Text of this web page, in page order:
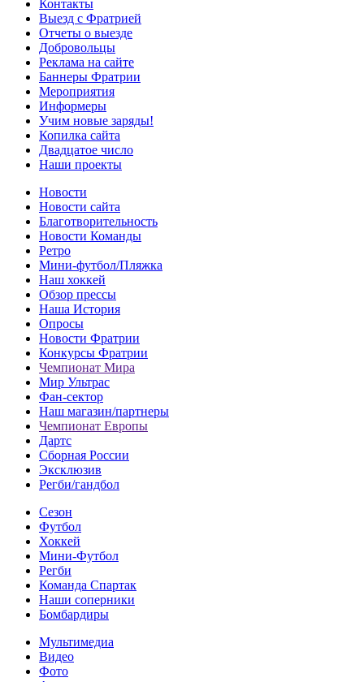
Контакты
Выезд с Фратрией
Отчеты о выезде
Добровольцы
Реклама на сайте
Баннеры Фратрии
Мероприятия
Информеры
Учим новые заряды!
Копилка сайта
Двадцатое число
Наши проекты
Новости
Новости сайта
Благотворительность
Новости Команды
Ретро
Мини-футбол/Пляжка
Наш хоккей
Обзор прессы
Наша История
Опросы
Новости Фратрии
Конкурсы Фратрии
Чемпионат Мира
Мир Ультрас
Фан-cектор
Наш магазин/партнеры
Чемпионат Европы
Дартс
Сборная России
Эксклюзив
Регби/гандбол
Сезон
Футбол
Хоккей
Мини-Футбол
Регби
Команда Спартак
Наши соперники
Бомбардиры
Мультимедиа
Видео
Фото